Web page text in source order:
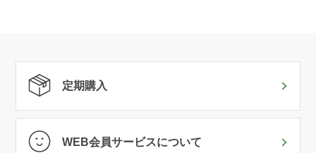
定期購入
WEB会員サービスについて